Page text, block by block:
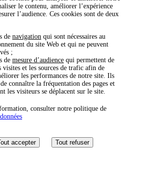
le contenu, améliorer l’expérience
l’audience. Ces cookies sont de deux
de navigation qui sont nécessaires au
du site Web et qui ne peuvent
;
de mesure d’audience qui permettent de
visites et les sources de trafic afin de
les performances de notre site. Ils
connaître la fréquentation des pages et
les visiteurs se déplacent sur le site.
consulter notre politique de
accepter Tout refuser